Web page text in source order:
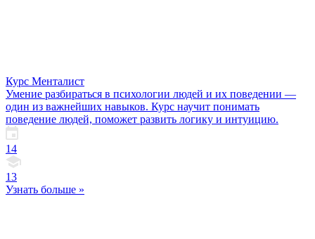
Курс Менталист
Умение разбираться в психологии людей и их поведении —
один из важнейших навыков. Курс научит понимать
поведение людей, поможет развить логику и интуицию.
14
13
Узнать больше »